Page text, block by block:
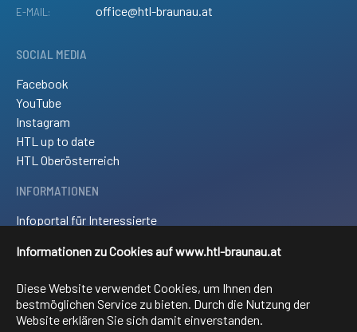
Informationen zu Cookies auf www.htl-braunau.at
Diese Website verwendet Cookies, um Ihnen den
bestmöglichen Service zu bieten. Durch die Nutzung der
Website erklären Sie sich damit einverstanden.
E-MAIL: office@htl-braunau.at
SOCIAL MEDIA
Facebook
YouTube
Instagram
HTL up to date
HTL Oberösterreich
INFORMATIONEN
Infoportal für Interessierte
Downloads
Sitemap
FACHRICHTUNGEN